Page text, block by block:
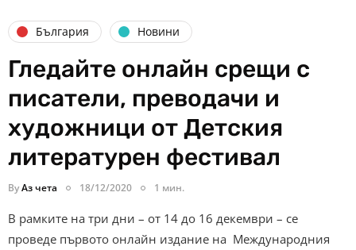
България Новини
Гледайте онлайн срещи с
писатели, преводачи и
художници от Детския
литературен фестивал
ByАз чета 18/12/2020 1 мин.
В рамките на три дни – от 14 до 16 декември – се
проведе първото онлайн издание на Международния